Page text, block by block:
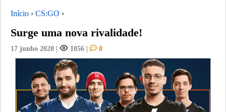
Início › CS:GO ›
Surge uma nova rivalidade!
17 junho 2020 | 1056 | 0